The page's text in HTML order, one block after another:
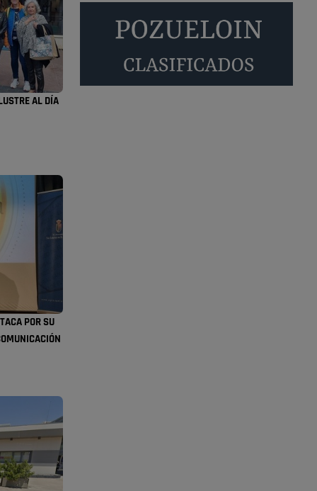
AL DÍA
POR SU
También pienso que si no fuéramos tan sucios
no haría falta denunciar nada
Quejas por el deterioro
de la limpieza …